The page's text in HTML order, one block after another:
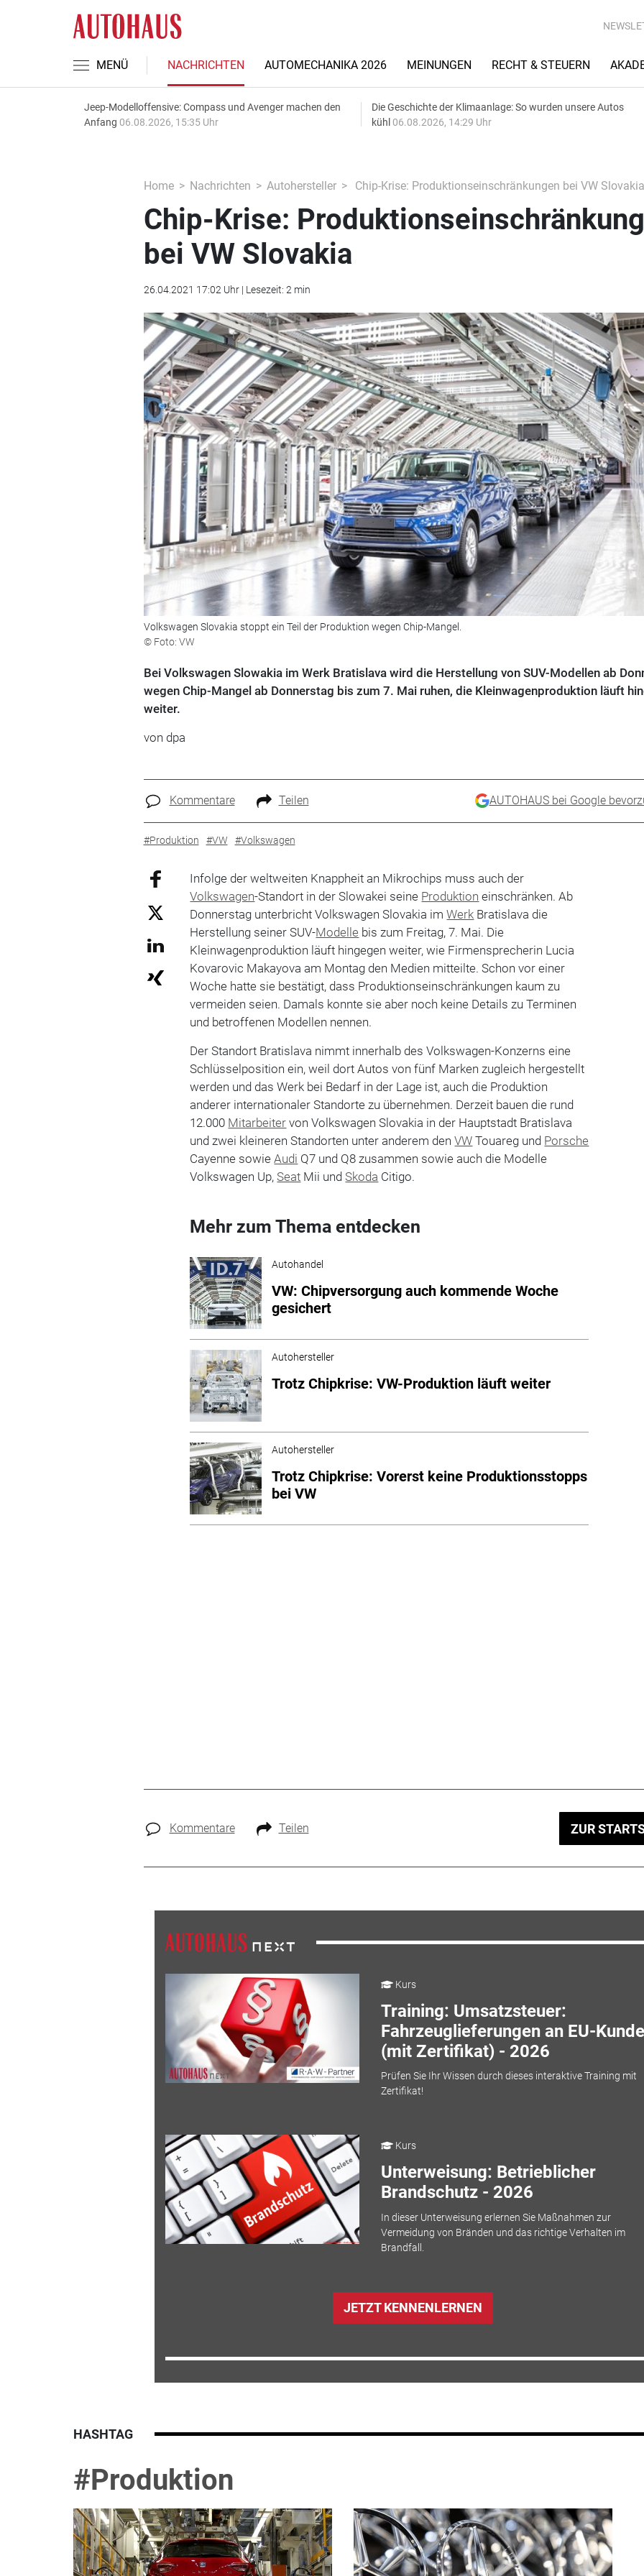
MENÜ NACHRICHTEN AUTOMECHANIKA 2026 MEINUNGEN RECHT & STEUERN
Jeep-Modelloffensive: Compass und Avenger machen den
Anfang 06.08.2026, 15:35 Uhr
Die Geschichte der Klimaanlage: So wurden unsere Autos
kühl 06.08.2026, 14:29 Uhr
Home Nachrichten Autohersteller Chip-Krise: Produktionseinschränkungen bei VW Slovakia
Chip-Krise:
bei VW Slovakia
26.04.2021 17:02 Uhr | Lesezeit: 2 min
Volkswagen Slovakia stoppt ein Teil der Produktion wegen Chip-Mangel.
© Foto: VW
Bei Volkswagen Slowakia im Werk Bratislava wird die Herstellung von SUV-Modellen ab
wegen Chip-Mangel ab Donnerstag bis zum 7. Mai ruhen, die Kleinwagenproduktion läuft
weiter.
von dpa
Kommentare Teilen AUTOHAUS bei Google
#Produktion #VW #Volkswagen
Infolge der weltweiten Knappheit an Mikrochips muss auch der
Volkswagen-Standort in der Slowakei seine Produktion einschränken. Ab
Donnerstag unterbricht Volkswagen Slovakia imWerk Bratislava die
Herstellung seiner SUV-Modelle bis zum Freitag, 7. Mai. Die
Kleinwagenproduktion läuft hingegen weiter, wie Firmensprecherin Lucia
Kovarovic Makayova am Montag den Medien mitteilte. Schon vor einer
Woche hatte sie bestätigt, dass Produktionseinschränkungen kaum zu
vermeiden seien. Damals konnte sie aber noch keine Details zu Terminen
und betroffenen Modellen nennen.
Der Standort Bratislava nimmt innerhalb des Volkswagen-Konzerns eine
Schlüsselposition ein, weil dort Autos von fünf Marken zugleich hergestellt
werden und das Werk bei Bedarf in der Lage ist, auch die Produktion
anderer internationaler Standorte zu übernehmen. Derzeit bauen die rund
12.000 Mitarbeiter von Volkswagen Slovakia in der Hauptstadt Bratislava
und zwei kleineren Standorten unter anderem denVW Touareg und Porsche
Cayenne sowieAudi Q7 und Q8 zusammen sowie auch die Modelle
Volkswagen Up, Seat Mii und Skoda Citigo.
Mehr zum Thema entdecken
Autohandel
VW: Chipversorgung auch kommende Woche
gesichert
Autohersteller
Trotz Chipkrise: VW-Produktion läuft weiter
Autohersteller
Trotz Chipkrise: Vorerst keine Produktionsstopps
bei VW
Kommentare Teilen ZUR
Kurs
Training: Umsatzsteuer:
Fahrzeuglieferungen an EU-
(mit Zertifikat) - 2026
Prüfen Sie Ihr Wissen durch dieses interaktive Training mit
Zertifikat!
Kurs
Unterweisung: Betrieblicher
Brandschutz - 2026
In dieser Unterweisung erlernen Sie Maßnahmen zur
Vermeidung von Bränden und das richtige Verhalten im
Brandfall.
JETZT KENNENLERNEN
HASHTAG
#Produktion